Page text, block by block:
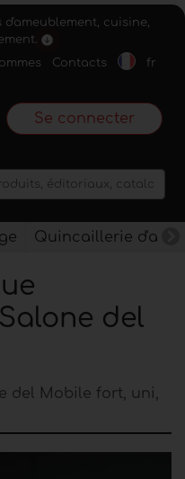
cuisine,
Contacts fr
Se connecter
Quincaillerie
del
del Mobile fort, uni,